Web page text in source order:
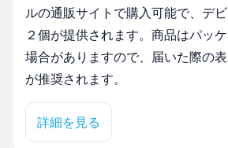
ルの通販サイトで購入可能で、デ
２個が提供されます。商品はパッ
場合がありますので、届いた際の
が推奨されます。
詳細を見る